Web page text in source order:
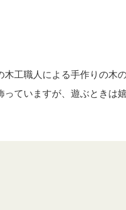
工職人による手作りの木
ていますが、遊ぶときは嬉